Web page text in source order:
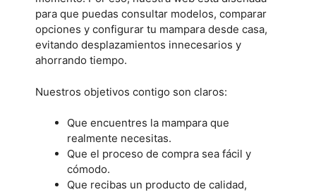
para que puedas consultar modelos, comparar
opciones y configurar tu mampara desde casa,
evitando desplazamientos innecesarios y
ahorrando tiempo.
Nuestros objetivos contigo son claros:
Que encuentres la mampara que
realmente necesitas.
Que el proceso de compra sea fácil y
cómodo.
Que recibas un producto de calidad,